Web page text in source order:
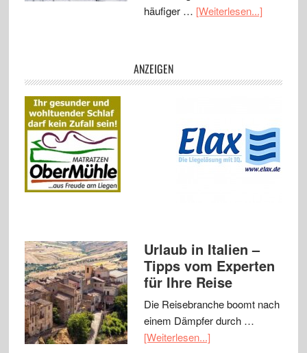
häufiger … [Weiterlesen...]
ANZEIGEN
Urlaub in Italien –
Tipps vom Experten
für Ihre Reise
Die Reisebranche boomt nach
einem Dämpfer durch …
[Weiterlesen...]